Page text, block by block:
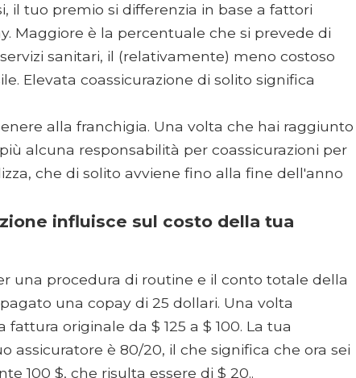
il tuo premio si differenzia in base a fattori
Maggiore è la percentuale che si prevede di
sanitari, il (relativamente) meno costoso
Elevata coassicurazione di solito significa
alla franchigia. Una volta che hai raggiunto
alcuna responsabilità per coassicurazioni per
che di solito avviene fino alla fine dell'anno
influisce sul costo della tua
una procedura di routine e il conto totale della
una copay di 25 dollari. Una volta
originale da $ 125 a $ 100. La tua
assicuratore è 80/20, il che significa che ora sei
100 $, che risulta essere di $ 20..